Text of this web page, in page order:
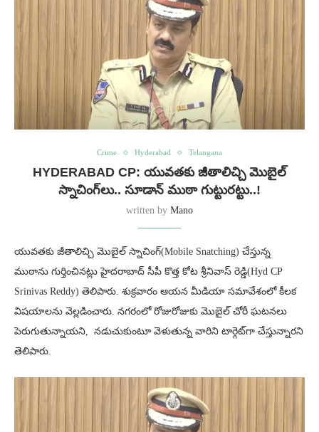
Crime Hyderabad Telangana
HYDERABAD CP: యువతకు జీతాలిచ్చి మొబైల్
స్నాచింగ్‌లు.. సూడాన్ ముఠా గుట్టురట్టు..!
written by Mano
యువతకు జీతాలిచ్చి మొబైల్ స్నాచింగ్(Mobile Snatching) చేస్తున్న
ముఠాను గుర్తించినట్లు హైదరాబాద్ సీపీ కొత్త కోట శ్రీనివాస్ రెడ్డి(Hyd CP
Srinivas Reddy) తెలిపారు. శుక్రవారం ఆయన మీడియా సమావేశంలో కీలక
విషయాలను వెల్లడించారు. నగరంలో రోజురోజుకు మొబైల్ చోరీ ఘటనలు
పెరుగుతున్నాయని, నడుచుకుంటూ వెళుతున్న వారిని టార్గెట్‌గా చేస్తున్నారని
తెలిపారు.